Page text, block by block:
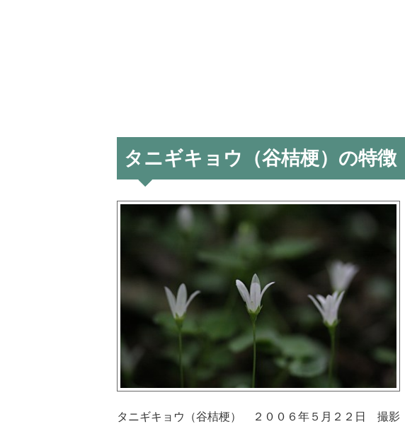
タニギキョウ（谷桔梗）の特徴
タニギキョウ（谷桔梗） ２００６年５月２２日 撮影